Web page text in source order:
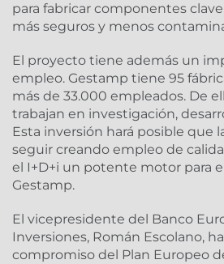
para fabricar componentes
más seguros y menos
El proyecto tiene además un
empleo. Gestamp tiene 95
más de 33.000 empleados. De
trabajan en investigación,
Esta inversión hará posible que
seguir creando empleo de
el I+D+i un potente motor para
Gestamp.
El vicepresidente del Banco
Inversiones, Román Escolano,
compromiso del Plan Europeo